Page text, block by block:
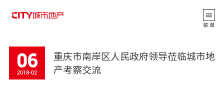
返 回
菜 单
06
2018-02
重庆市南岸区人民政府领导莅临城市地
产考察交流